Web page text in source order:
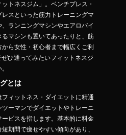
トネスジム」。ベンチプレス・
スといった筋力トレーニングマ
ランニングマシンやエアロバイ
マシンも置いてあったりと、筋
ら女性・初心者まで幅広くご利
ひ通ってみたいフィットネスジ
とは
ィットネス・ダイエットに精通
ーマンでダイエットやトレーニ
ビスを指します。基本的に料金
期間で痩せやすい傾向があり、